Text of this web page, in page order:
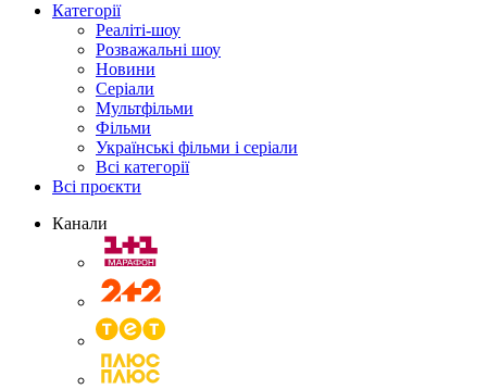
Категорії
Реаліті-шоу
Розважальні шоу
Новини
Серіали
Мультфільми
Фільми
Українські фільми і серіали
Всі категорії
Всі проєкти
Канали